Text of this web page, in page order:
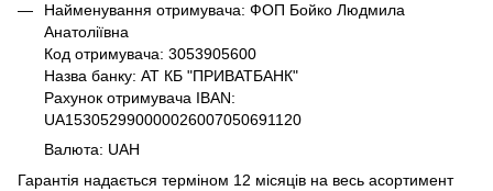
Найменування отримувача: ФОП Бойко Людмила
Анатоліївна
Код отримувача: 3053905600
Назва банку: АТ КБ "ПРИВАТБАНК"
Рахунок отримувача IBAN:
UA153052990000026007050691120
Валюта: UAH
Гарантія надається терміном 12 місяців на весь асортимент